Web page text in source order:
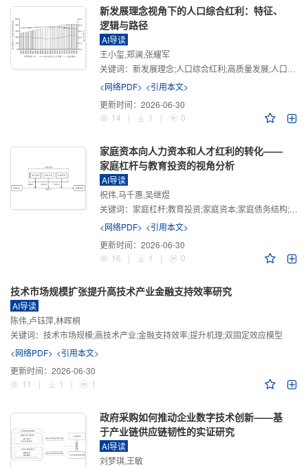
新发展理念视角下的人口综合红利：特征、
逻辑与路径
AI导读
王小玺,郑澜,张耀军
关键词： 新发展理念;人口综合红利;高质量发展;人口政策;中国式现代化
<网络PDF> <引用本文>
更新时间： 2026-06-30
14
| 1 | 0
家庭资本向人力资本和人才红利的转化——
家庭杠杆与教育投资的视角分析
AI导读
祝伟,马千惠,吴继煜
关键词： 家庭杠杆;教育投资;家庭资本;家庭债务结构;CHFS
<网络PDF> <引用本文>
更新时间： 2026-06-30
16
| 1 | 0
技术市场规模扩张提升高技术产业金融支持效率研究
AI导读
陈伟,卢钰萍,林晖桐
关键词： 技术市场规模;高技术产业;金融支持效率;提升机理;双固定效应模型
<网络PDF> <引用本文>
更新时间： 2026-06-30
11
| 1 | 1
政府采购如何推动企业数字技术创新——基
于产业链供应链韧性的实证研究
AI导读
刘梦琪,王敏